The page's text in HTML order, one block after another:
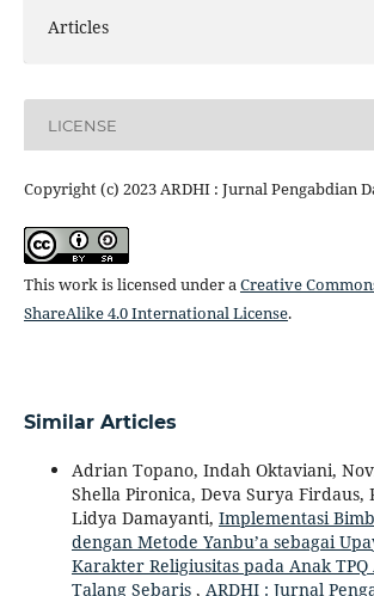
Articles
LICENSE
Copyright (c) 2023 ARDHI : Jurnal Pengabdian
This work is licensed under aCreative
ShareAlike 4.0 International License.
Similar Articles
Adrian Topano, Indah Oktaviani,
Shella Pironica, Deva Surya Firdaus,
Lidya Damayanti, Implementasi
dengan Metode Yanbu’a sebagai
Karakter Religiusitas pada Anak TPQ
Talang Sebaris , ARDHI : Jurnal